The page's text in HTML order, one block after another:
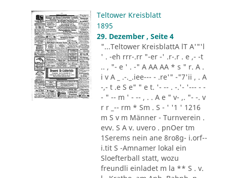
Teltower Kreisblatt
1895
29. Dezember , Seite 4
"...Teltower KreisblattA lT A'"'l
' . -eh rrr-.rr "-er -' .r-.r . e ,- -t
.. , "- e ' . -" A AA AA * s " r. A .
i v A _ .-._.iee--- - .re'" -"7'ii , . A
-,- t .e S e" " e t. '- -- . -.'- '--- - -
- " -- m ' - -- , . . A e " v- ,. "- -. v
r r _-- rm * Sm . S - ' '1 ' 1216
m S v m Männer - Turnverein .
evv. S A v. uvero . pnOer tm
1Serems nein ane 8ro8g- i.orf--
i.tit S -Amnamer lokal ein
Sloefterball statt, wozu
freundli einladet m la ** S . v.